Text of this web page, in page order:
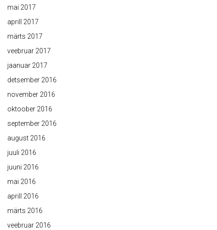
mai 2017
aprill 2017
märts 2017
veebruar 2017
jaanuar 2017
detsember 2016
november 2016
oktoober 2016
september 2016
august 2016
juuli 2016
juuni 2016
mai 2016
aprill 2016
märts 2016
veebruar 2016